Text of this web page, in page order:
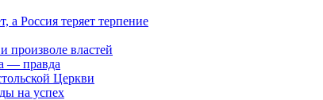
Россия теряет терпение
произволе властей
— правда
Церкви
на успех